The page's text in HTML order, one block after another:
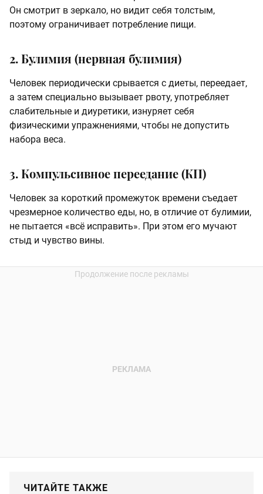
Он смотрит в зеркало, но видит себя толстым,
поэтому ограничивает потребление пищи.
2. Булимия (нервная булимия)
Человек периодически срывается с диеты, переедает,
а затем специально вызывает рвоту, употребляет
слабительные и диуретики, изнуряет себя
физическими упражнениями, чтобы не допустить
набора веса.
3. Компульсивное переедание (КП)
Человек за короткий промежуток времени съедает
чрезмерное количество еды, но, в отличие от булимии,
не пытается «всё исправить». При этом его мучают
стыд и чувство вины.
ЧИТАЙТЕ ТАКЖЕ